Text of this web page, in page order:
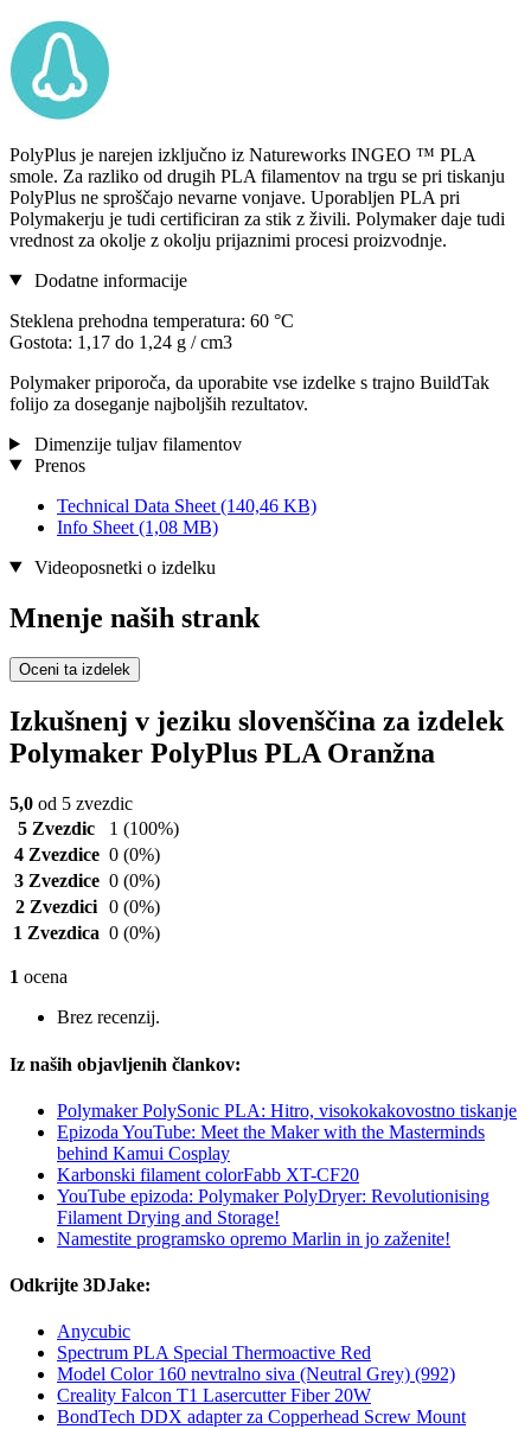
PolyPlus je narejen izključno iz Natureworks INGEO ™ PLA
smole. Za razliko od drugih PLA filamentov na trgu se pri tiskanju
PolyPlus ne sproščajo nevarne vonjave. Uporabljen PLA pri
Polymakerju je tudi certificiran za stik z živili. Polymaker daje tudi
vrednost za okolje z okolju prijaznimi procesi proizvodnje.
Dodatne informacije
Steklena prehodna temperatura: 60 °C
Gostota: 1,17 do 1,24 g / cm3
Polymaker priporoča, da uporabite vse izdelke s trajno BuildTak
folijo za doseganje najboljših rezultatov.
Dimenzije tuljav filamentov
Prenos
Technical Data Sheet (140,46 KB)
Info Sheet (1,08 MB)
Videoposnetki o izdelku
Mnenje naših strank
Oceni ta izdelek
Izkušnenj v jeziku slovenščina za izdelek
Polymaker PolyPlus PLA Oranžna
5,0 od 5 zvezdic
5 Zvezdic
1 (100%)
4 Zvezdice 0 (0%)
3 Zvezdice 0 (0%)
2 Zvezdici 0 (0%)
1 Zvezdica 0 (0%)
1 ocena
Brez recenzij.
Iz naših objavljenih člankov:
Polymaker PolySonic PLA: Hitro, visokokakovostno tiskanje
Epizoda YouTube: Meet the Maker with the Masterminds
behind Kamui Cosplay
Karbonski filament colorFabb XT-CF20
YouTube epizoda: Polymaker PolyDryer: Revolutionising
Filament Drying and Storage!
Namestite programsko opremo Marlin in jo zaženite!
Odkrijte 3DJake:
Anycubic
Spectrum PLA Special Thermoactive Red
Model Color 160 nevtralno siva (Neutral Grey) (992)
Creality Falcon T1 Lasercutter Fiber 20W
BondTech DDX adapter za Copperhead Screw Mount